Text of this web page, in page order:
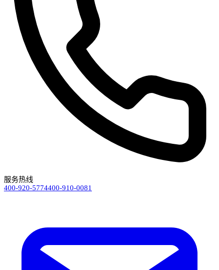
服务热线
400-920-5774400-910-0081